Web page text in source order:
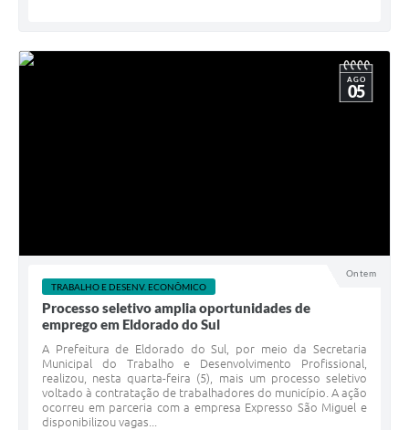
Ontem
AGO
05
TRABALHO E DESENV. ECONÔMICO
Processo seletivo amplia oportunidades de
emprego em Eldorado do Sul
A Prefeitura de Eldorado do Sul, por meio da Secretaria
Municipal do Trabalho e Desenvolvimento Profissional,
realizou, nesta quarta-feira (5), mais um processo seletivo
voltado à contratação de trabalhadores do município. A ação
ocorreu em parceria com a empresa Expresso São Miguel e
disponibilizou vagas...